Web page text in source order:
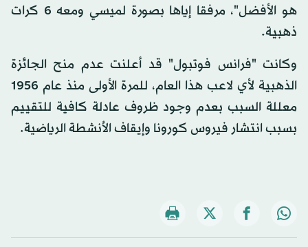
هو الأفضل"، مرفقا إياها بصورة لميسي ومعه 6 كرات
ذهبية.
وكانت "فرانس فوتبول" قد أعلنت عدم منح الجائزة
الذهبية لأي لاعب هذا العام، للمرة الأولى منذ عام 1956
معللة السبب بعدم وجود ظروف عادلة كافية للتقييم
بسبب انتشار فيروس كورونا وإيقاف الأنشطة الرياضية.